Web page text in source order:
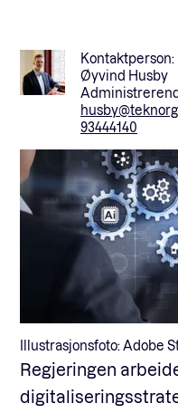
Kontaktperson:
Øyvind Husby
93444140
Illustrasjonsfoto: Adobe
Regjeringen